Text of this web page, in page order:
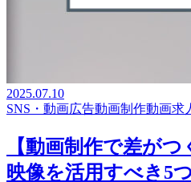
2025.07.10
SNS・動画広告動画制作動画求
【動画制作で差が
映像を活用すべき5